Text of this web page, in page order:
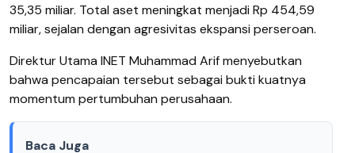
35,35 miliar. Total aset meningkat menjadi Rp 454,59
miliar, sejalan dengan agresivitas ekspansi perseroan.
Direktur Utama INET Muhammad Arif menyebutkan
bahwa pencapaian tersebut sebagai bukti kuatnya
momentum pertumbuhan perusahaan.
Baca Juga